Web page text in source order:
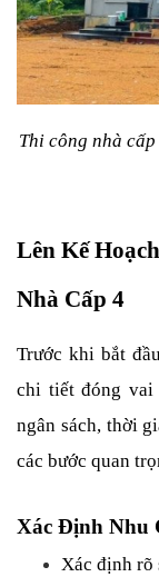
Thi công nhà
Lên Kế
Nhà Cấp 4
Trước khi bắt
chi tiết đóng vai
ngân sách, thời
các bước quan
Xác Định Nhu
Xác định rõ